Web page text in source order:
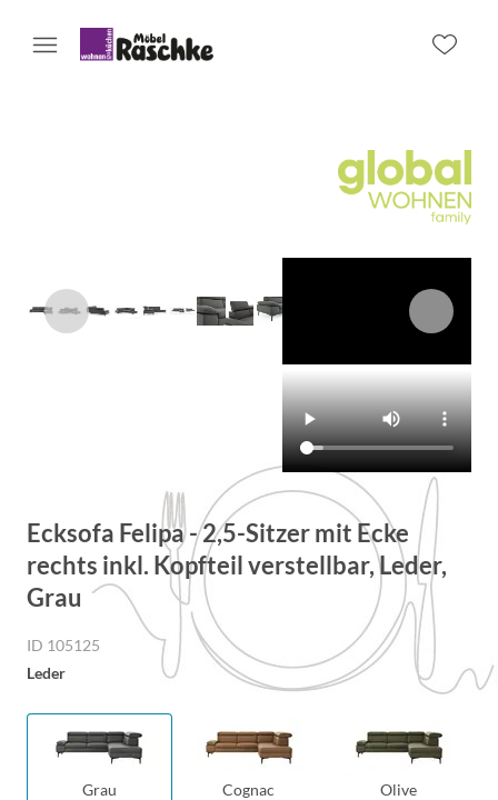
Ecksofa Felipa - 2,5-Sitzer mit Ecke
rechts inkl. Kopfteil verstellbar, Leder,
Grau
ID 105125
Leder
Grau Cognac Olive